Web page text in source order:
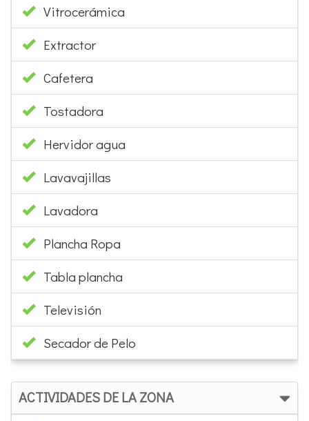
Vitrocerámica
Extractor
Cafetera
Tostadora
Hervidor agua
Lavavajillas
Lavadora
Plancha Ropa
Tabla plancha
Televisión
Secador de Pelo
ACTIVIDADES DE LA ZONA